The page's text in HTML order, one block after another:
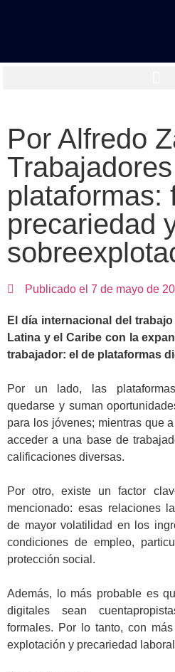
Por Alfredo
plataformas:
precariedad
Publicado el 7 de mayo de
El día internacional del
Latina y el Caribe con la
trabajador: el de plataformas
Por un lado, las
quedarse y suman
para los jóvenes; mientras que
acceder a una base de
calificaciones diversas.
Por otro, existe un factor
mencionado: esas relaciones
de mayor volatilidad en los
condiciones de empleo,
protección social.
Además, lo más probable es
digitales sean
formales. Por lo tanto, con
explotación y precariedad